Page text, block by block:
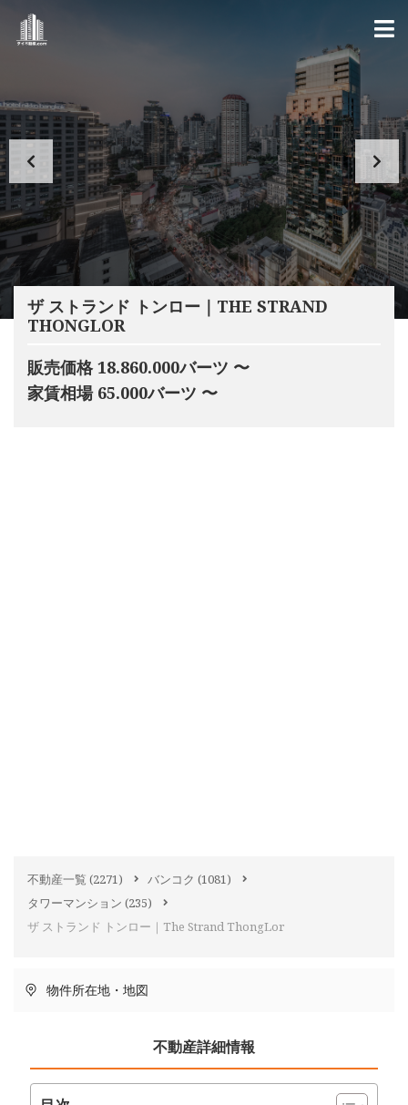
ザ ストランド トンロー｜THE STRAND
THONGLOR
販売価格 18.860.000バーツ 〜
家賃相場 65.000バーツ 〜
不動産一覧 (2271) バンコク (1081)
タワーマンション (235)
ザ ストランド トンロー｜The Strand ThongLor
物件所在地・地図
不動産詳細情報